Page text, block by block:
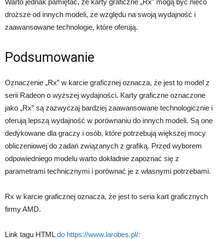
Warto jednak pamiętać, że karty graficzne „Rx” mogą być nieco
droższe od innych modeli, ze względu na swoją wydajność i
zaawansowane technologie, które oferują.
Podsumowanie
Oznaczenie „Rx” w karcie graficznej oznacza, że jest to model z
serii Radeon o wyższej wydajności. Karty graficzne oznaczone
jako „Rx” są zazwyczaj bardziej zaawansowane technologicznie i
oferują lepszą wydajność w porównaniu do innych modeli. Są one
dedykowane dla graczy i osób, które potrzebują większej mocy
obliczeniowej do zadań związanych z grafiką. Przed wyborem
odpowiedniego modelu warto dokładnie zapoznać się z
parametrami technicznymi i porównać je z własnymi potrzebami.
Rx w karcie graficznej oznacza, że jest to seria kart graficznych
firmy AMD.
Link tagu HTMLdo https://www.larobes.pl/: